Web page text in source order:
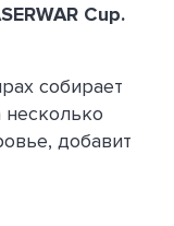
Cup.
собирает
несколько
добавит